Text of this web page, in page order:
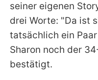
seiner eigenen
drei Worte: "Da ist
tatsächlich ein
Sharon noch der
bestätigt.